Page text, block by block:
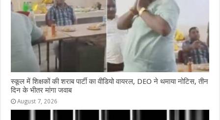
स्कूल में शिक्षकों की शराब पार्टी का वीडियो वायरल, DEO ने थमाया नोटिस, तीन
दिन के भीतर मांगा जवाब
August 7, 2026